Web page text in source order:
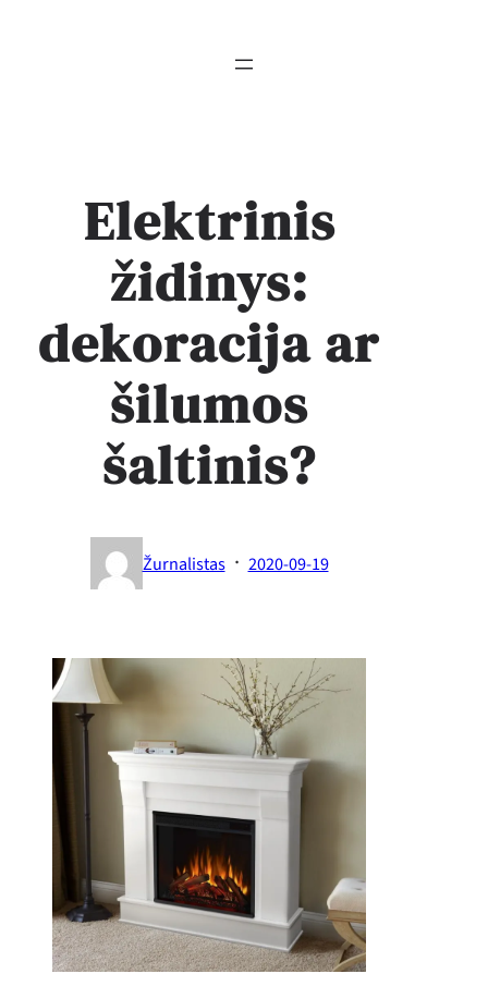
Elektrinis
židinys:
dekoracija ar
šilumos
šaltinis?
Žurnalistas · 2020-09-19